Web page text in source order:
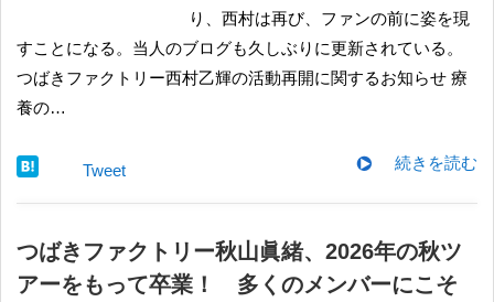
り、西村は再び、ファンの前に姿を現
すことになる。当人のブログも久しぶりに更新されている。
つばきファクトリー西村乙輝の活動再開に関するお知らせ 療
養の…
続きを読む
Tweet
つばきファクトリー秋山眞緒、2026年の秋ツ
アーをもって卒業！ 多くのメンバーにこそ